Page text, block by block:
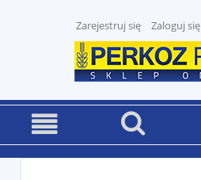
Zarejestruj się Zaloguj się